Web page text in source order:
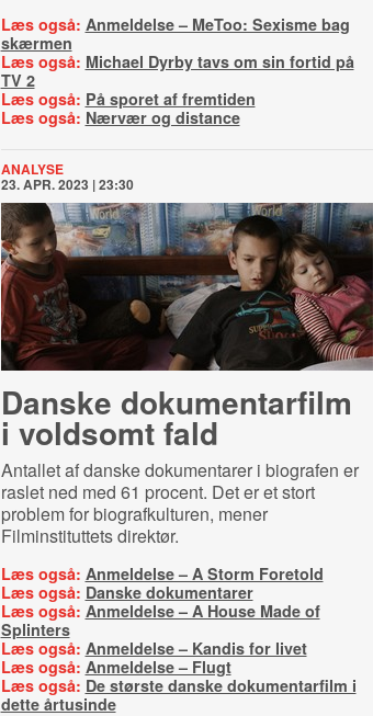
Læs også: Anmeldelse – MeToo: Sexisme bag
skærmen
Læs også: Michael Dyrby tavs om sin fortid på
TV 2
Læs også: På sporet af fremtiden
Læs også: Nærvær og distance
ANALYSE
23. APR. 2023 | 23:30
Danske dokumentarfilm
i voldsomt fald
Antallet af danske dokumentarer i biografen er
raslet ned med 61 procent. Det er et stort
problem for biografkulturen, mener
Filminstituttets direktør.
Læs også: Anmeldelse – A Storm Foretold
Læs også: Danske dokumentarer
Læs også: Anmeldelse – A House Made of
Splinters
Læs også: Anmeldelse – Kandis for livet
Læs også: Anmeldelse – Flugt
Læs også: De største danske dokumentarfilm i
dette årtusinde